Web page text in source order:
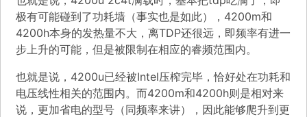
极有可能碰到了功耗墙（事实也是如此），4200m和
4200h本身的发热量不大，离TDP还很远，即频率有进一
步上升的可能，但是被限制在相应的睿频范围内。
也就是说，4200u已经被Intel压榨完毕，恰好处在功耗和
电压线性相关的范围内。而4200m和4200h则是相对来
说，更加省电的型号（同频率来讲），因此能够爬升到更